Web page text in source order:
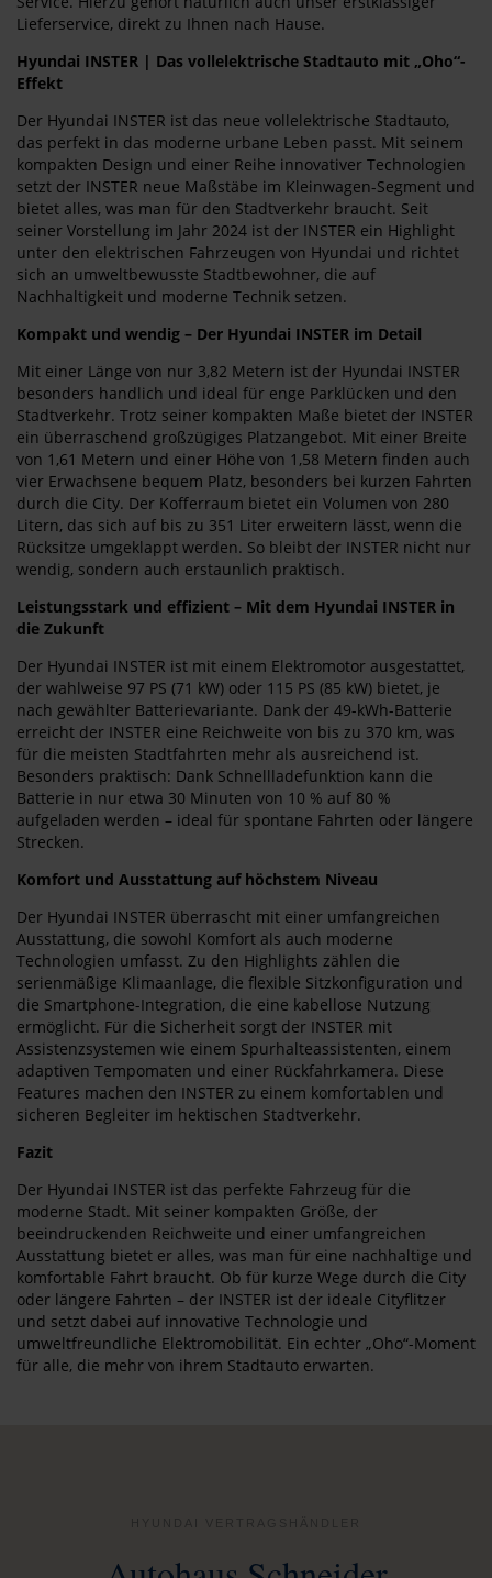
Lieferservice, direkt zu Ihnen nach Hause.
Hyundai INSTER | Das vollelektrische Stadtauto mit „Oho“-
Effekt
Der Hyundai INSTER ist das neue vollelektrische Stadtauto,
das perfekt in das moderne urbane Leben passt. Mit seinem
kompakten Design und einer Reihe innovativer Technologien
setzt der INSTER neue Maßstäbe im Kleinwagen-Segment und
bietet alles, was man für den Stadtverkehr braucht. Seit
seiner Vorstellung im Jahr 2024 ist der INSTER ein Highlight
unter den elektrischen Fahrzeugen von Hyundai und richtet
sich an umweltbewusste Stadtbewohner, die auf
Nachhaltigkeit und moderne Technik setzen.
Kompakt und wendig – Der Hyundai INSTER im Detail
Mit einer Länge von nur 3,82 Metern ist der Hyundai INSTER
besonders handlich und ideal für enge Parklücken und den
Stadtverkehr. Trotz seiner kompakten Maße bietet der INSTER
ein überraschend großzügiges Platzangebot. Mit einer Breite
von 1,61 Metern und einer Höhe von 1,58 Metern finden auch
vier Erwachsene bequem Platz, besonders bei kurzen Fahrten
durch die City. Der Kofferraum bietet ein Volumen von 280
Litern, das sich auf bis zu 351 Liter erweitern lässt, wenn die
Rücksitze umgeklappt werden. So bleibt der INSTER nicht nur
wendig, sondern auch erstaunlich praktisch.
Leistungsstark und effizient – Mit dem Hyundai INSTER in
die Zukunft
Der Hyundai INSTER ist mit einem Elektromotor ausgestattet,
der wahlweise 97 PS (71 kW) oder 115 PS (85 kW) bietet, je
nach gewählter Batterievariante. Dank der 49-kWh-Batterie
erreicht der INSTER eine Reichweite von bis zu 370 km, was
für die meisten Stadtfahrten mehr als ausreichend ist.
Besonders praktisch: Dank Schnellladefunktion kann die
Batterie in nur etwa 30 Minuten von 10 % auf 80 %
aufgeladen werden – ideal für spontane Fahrten oder längere
Strecken.
Komfort und Ausstattung auf höchstem Niveau
Der Hyundai INSTER überrascht mit einer umfangreichen
Ausstattung, die sowohl Komfort als auch moderne
Technologien umfasst. Zu den Highlights zählen die
serienmäßige Klimaanlage, die flexible Sitzkonfiguration und
die Smartphone-Integration, die eine kabellose Nutzung
ermöglicht. Für die Sicherheit sorgt der INSTER mit
Assistenzsystemen wie einem Spurhalteassistenten, einem
adaptiven Tempomaten und einer Rückfahrkamera. Diese
Features machen den INSTER zu einem komfortablen und
sicheren Begleiter im hektischen Stadtverkehr.
Fazit
Der Hyundai INSTER ist das perfekte Fahrzeug für die
moderne Stadt. Mit seiner kompakten Größe, der
beeindruckenden Reichweite und einer umfangreichen
Ausstattung bietet er alles, was man für eine nachhaltige und
komfortable Fahrt braucht. Ob für kurze Wege durch die City
oder längere Fahrten – der INSTER ist der ideale Cityflitzer
und setzt dabei auf innovative Technologie und
umweltfreundliche Elektromobilität. Ein echter „Oho“-Moment
für alle, die mehr von ihrem Stadtauto erwarten.